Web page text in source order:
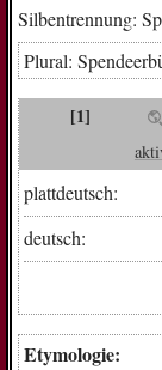
Silbentrennung:
Plural:
[1]
plattdeutsch:
deutsch:
Etymologie: